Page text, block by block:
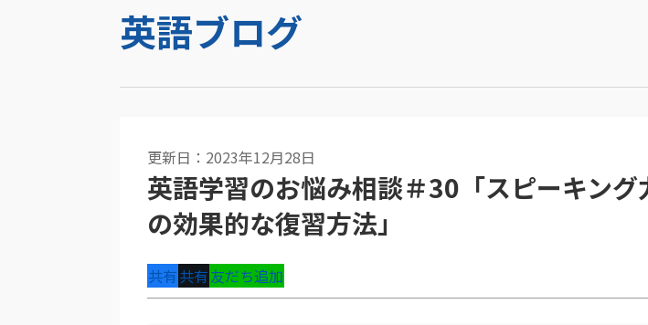
英語ブログ
更新日：2023年12月28日
英語学習のお悩み相談＃30「スピーキング
の効果的な復習方法」
共有共有友だち追加